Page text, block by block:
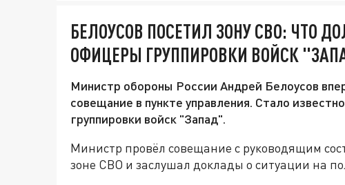
БЕЛОУСОВ ПОСЕТИЛ ЗОНУ СВО: ЧТО
ОФИЦЕРЫ ГРУППИРОВКИ ВОЙСК
Министр обороны России Андрей Белоусов
совещание в пункте управления. Стало
группировки войск "Запад".
Министр провёл совещание с руководящим
зоне СВО и заслушал доклады о ситуации на